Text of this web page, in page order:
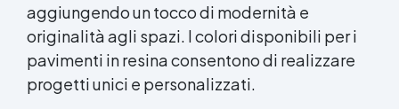
aggiungendo un tocco di modernità e
originalità agli spazi. I colori disponibili per i
pavimenti in resina consentono di realizzare
progetti unici e personalizzati.